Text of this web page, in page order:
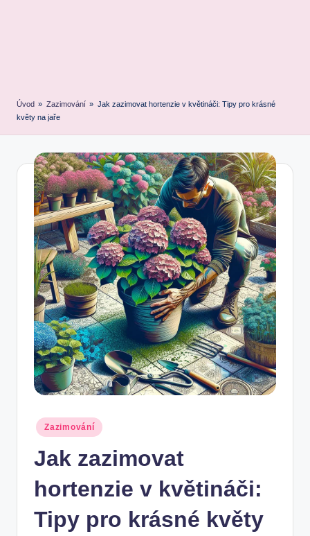
Úvod » Zazimování » Jak zazimovat hortenzie v květináči: Tipy pro krásné
květy na jaře
Posted
in
Zazimování
Jak zazimovat
hortenzie v květináči:
Tipy pro krásné květy